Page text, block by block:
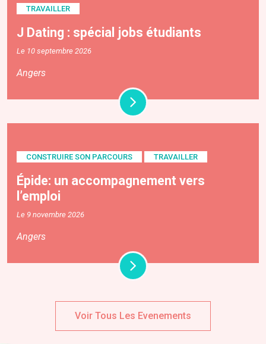
TRAVAILLER
J Dating : spécial jobs étudiants
Le 10 septembre 2026
Angers
CONSTRUIRE SON PARCOURS TRAVAILLER
Épide: un accompagnement vers
l’emploi
Le 9 novembre 2026
Angers
Voir Tous Les Evenements